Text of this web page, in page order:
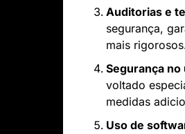
Auditorias e
segurança,
mais
Segurança no
voltado
medidas
Uso de